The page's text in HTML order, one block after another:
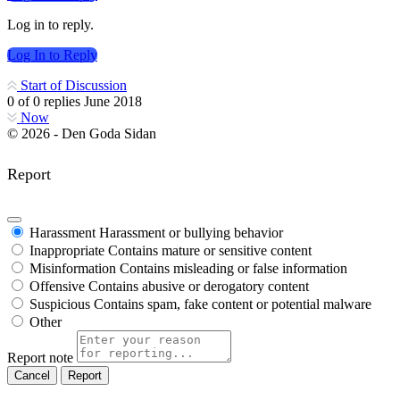
Log in to reply.
Log In to Reply
Start of Discussion
0 of0 replies June 2018
Now
© 2026 - Den Goda Sidan
Report
Harassment Harassment or bullying behavior
Inappropriate Contains mature or sensitive content
Misinformation Contains misleading or false information
Offensive Contains abusive or derogatory content
Suspicious Contains spam, fake content or potential malware
Other
Report note
Report